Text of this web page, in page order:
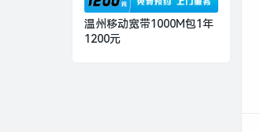
温州移动宽带1000M包1年
1200元